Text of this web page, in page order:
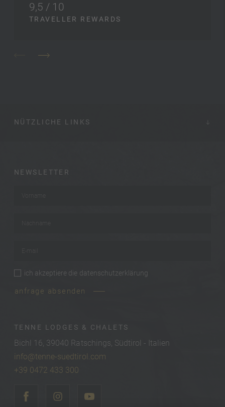
9,5 / 10
TRAVELLER REWARDS
NÜTZLICHE LINKS
NEWSLETTER
privacy
ich akzeptiere die datenschutzerklärung
anfrage absenden
TENNE LODGES & CHALETS
Bichl 16, 39040 Ratschings, Südtirol - Italien
info@tenne-suedtirol.com
+39 0472 433 300